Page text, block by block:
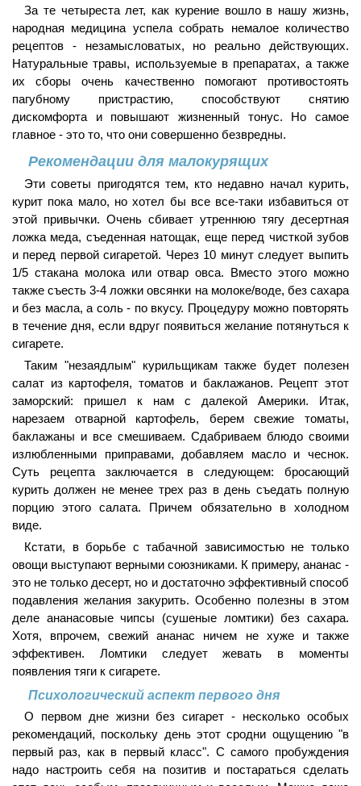
За те четыреста лет, как курение вошло в нашу жизнь,
народная медицина успела собрать немалое количество
рецептов - незамысловатых, но реально действующих.
Натуральные травы, используемые в препаратах, а также
их сборы очень качественно помогают противостоять
пагубному пристрастию, способствуют снятию
дискомфорта и повышают жизненный тонус. Но самое
главное - это то, что они совершенно безвредны.
Рекомендации для малокурящих
Эти советы пригодятся тем, кто недавно начал курить,
курит пока мало, но хотел бы все все-таки избавиться от
этой привычки. Очень сбивает утреннюю тягу десертная
ложка меда, съеденная натощак, еще перед чисткой зубов
и перед первой сигаретой. Через 10 минут следует выпить
1/5 стакана молока или отвар овса. Вместо этого можно
также съесть 3-4 ложки овсянки на молоке/воде, без сахара
и без масла, а соль - по вкусу. Процедуру можно повторять
в течение дня, если вдруг появиться желание потянуться к
сигарете.
Таким "незаядлым" курильщикам также будет полезен
салат из картофеля, томатов и баклажанов. Рецепт этот
заморский: пришел к нам с далекой Америки. Итак,
нарезаем отварной картофель, берем свежие томаты,
баклажаны и все смешиваем. Сдабриваем блюдо своими
излюбленными приправами, добавляем масло и чеснок.
Суть рецепта заключается в следующем: бросающий
курить должен не менее трех раз в день съедать полную
порцию этого салата. Причем обязательно в холодном
виде.
Кстати, в борьбе с табачной зависимостью не только
овощи выступают верными союзниками. К примеру, ананас -
это не только десерт, но и достаточно эффективный способ
подавления желания закурить. Особенно полезны в этом
деле ананасовые чипсы (сушеные ломтики) без сахара.
Хотя, впрочем, свежий ананас ничем не хуже и также
эффективен. Ломтики следует жевать в моменты
появления тяги к сигарете.
Психологический аспект первого дня
О первом дне жизни без сигарет - несколько особых
рекомендаций, поскольку день этот сродни ощущению "в
первый раз, как в первый класс". С самого пробуждения
надо настроить себя на позитив и постараться сделать